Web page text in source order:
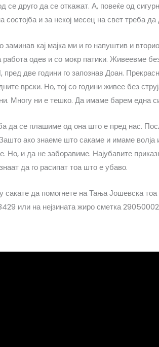
се друго да се откажат. А, повеќе од
состојба и за некој месец на свет треба
заминав кај мајка ми и го напуштив и
одев и со мокр патики. Живеевме
пред две години го запознав Доан.
врски. Но, тој со години живее без
Многу ни е тешко. Да имаме барем една
да се плашиме од она што е пред нас.
ако знаеме што сакаме и имаме
Но, и да не заборавиме. Најубавите
да го расипат тоа што е убаво.
сакате да помогнете на Тања Јошевска
или на нејзината жиро сметка